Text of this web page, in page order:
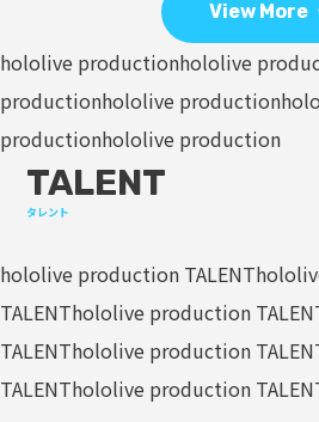
View More
hololive productionhololive
productionhololive production
productionhololive production
TALENT
タレント
hololive production TALENT
TALENThololive production
TALENThololive production
TALENThololive production